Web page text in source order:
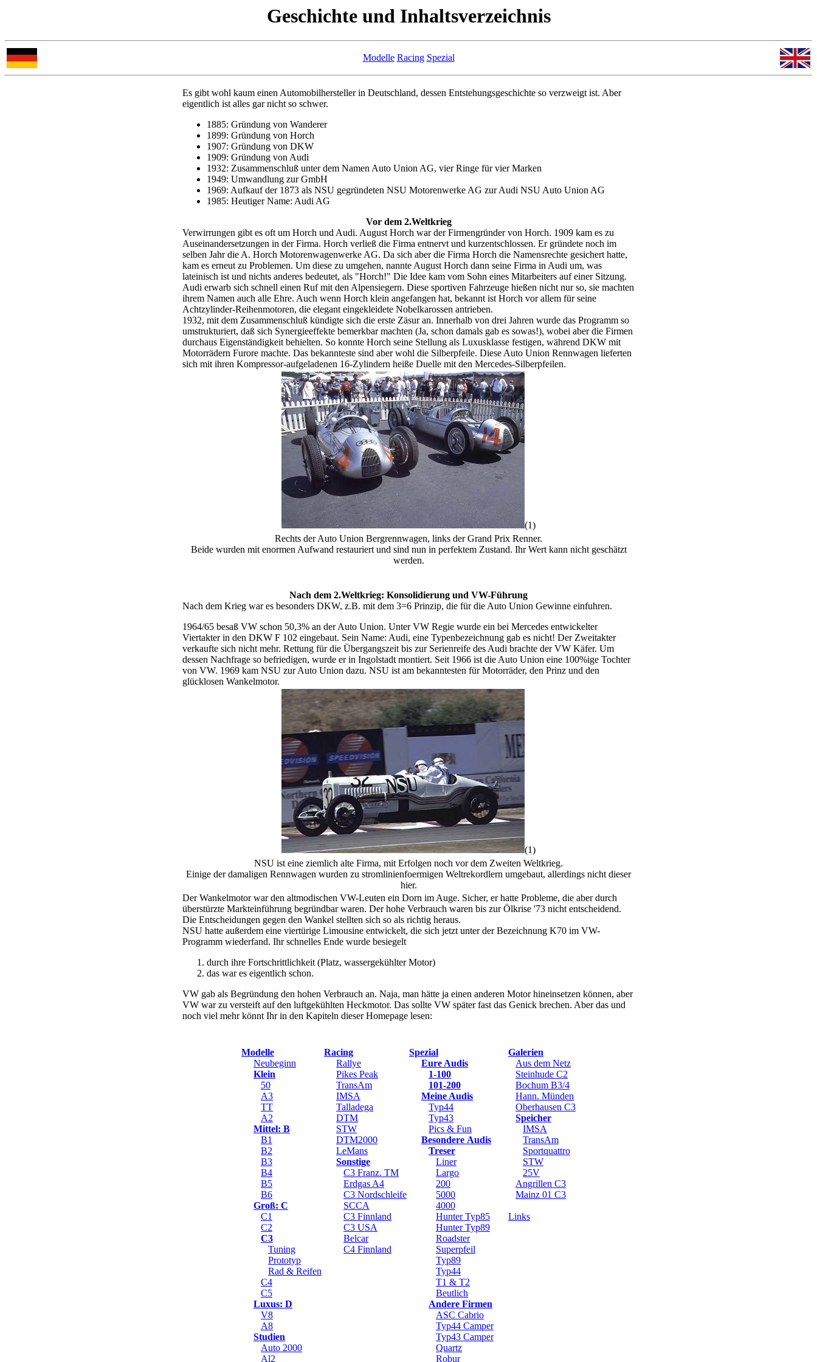
Geschichte und Inhaltsverzeichnis
Modelle Racing Spezial
Es gibt wohl kaum einen Automobilhersteller in Deutschland, dessen Entstehungsgeschichte so verzweigt ist. Aber
eigentlich ist alles gar nicht so schwer.
1885: Gründung von Wanderer
1899: Gründung von Horch
1907: Gründung von DKW
1909: Gründung von Audi
1932: Zusammenschluß unter dem Namen Auto Union AG, vier Ringe für vier Marken
1949: Umwandlung zur GmbH
1969: Aufkauf der 1873 als NSU gegründeten NSU Motorenwerke AG zur Audi NSU Auto Union AG
1985: Heutiger Name: Audi AG
Vor dem 2.Weltkrieg
Verwirrungen gibt es oft um Horch und Audi. August Horch war der Firmengründer von Horch. 1909 kam es zu
Auseinandersetzungen in der Firma. Horch verließ die Firma entnervt und kurzentschlossen. Er gründete noch im
selben Jahr die A. Horch Motorenwagenwerke AG. Da sich aber die Firma Horch die Namensrechte gesichert hatte,
kam es erneut zu Problemen. Um diese zu umgehen, nannte August Horch dann seine Firma in Audi um, was
lateinisch ist und nichts anderes bedeutet, als "Horch!" Die Idee kam vom Sohn eines Mitarbeiters auf einer Sitzung.
Audi erwarb sich schnell einen Ruf mit den Alpensiegern. Diese sportiven Fahrzeuge hießen nicht nur so, sie machten
ihrem Namen auch alle Ehre. Auch wenn Horch klein angefangen hat, bekannt ist Horch vor allem für seine
Achtzylinder-Reihenmotoren, die elegant eingekleidete Nobelkarossen antrieben.
1932, mit dem Zusammenschluß kündigte sich die erste Zäsur an. Innerhalb von drei Jahren wurde das Programm so
umstrukturiert, daß sich Synergieeffekte bemerkbar machten (Ja, schon damals gab es sowas!), wobei aber die Firmen
durchaus Eigenständigkeit behielten. So konnte Horch seine Stellung als Luxusklasse festigen, während DKW mit
Motorrädern Furore machte. Das bekannteste sind aber wohl die Silberpfeile. Diese Auto Union Rennwagen lieferten
sich mit ihren Kompressor-aufgeladenen 16-Zylindern heiße Duelle mit den Mercedes-Silberpfeilen.
(1)
Rechts der Auto Union Bergrennwagen, links der Grand Prix Renner.
Beide wurden mit enormen Aufwand restauriert und sind nun in perfektem Zustand. Ihr Wert kann nicht geschätzt
werden.
Nach dem 2.Weltkrieg: Konsolidierung und VW-Führung
Nach dem Krieg war es besonders DKW, z.B. mit dem 3=6 Prinzip, die für die Auto Union Gewinne einfuhren.
1964/65 besaß VW schon 50,3% an der Auto Union. Unter VW Regie wurde ein bei Mercedes entwickelter
Viertakter in den DKW F 102 eingebaut. Sein Name: Audi, eine Typenbezeichnung gab es nicht! Der Zweitakter
verkaufte sich nicht mehr. Rettung für die Übergangszeit bis zur Serienreife des Audi brachte der VW Käfer. Um
dessen Nachfrage so befriedigen, wurde er in Ingolstadt montiert. Seit 1966 ist die Auto Union eine 100%ige Tochter
von VW. 1969 kam NSU zur Auto Union dazu. NSU ist am bekanntesten für Motorräder, den Prinz und den
glücklosen Wankelmotor.
(1)
NSU ist eine ziemlich alte Firma, mit Erfolgen noch vor dem Zweiten Weltkrieg.
Einige der damaligen Rennwagen wurden zu stromlinienfoermigen Weltrekordlern umgebaut, allerdings nicht dieser
hier.
Der Wankelmotor war den altmodischen VW-Leuten ein Dorn im Auge. Sicher, er hatte Probleme, die aber durch
überstürzte Markteinführung begründbar waren. Der hohe Verbrauch waren bis zur Ölkrise '73 nicht entscheidend.
Die Entscheidungen gegen den Wankel stellten sich so als richtig heraus.
NSU hatte außerdem eine viertürige Limousine entwickelt, die sich jetzt unter der Bezeichnung K70 im VW-
Programm wiederfand. Ihr schnelles Ende wurde besiegelt
durch ihre Fortschrittlichkeit (Platz, wassergekühlter Motor)
das war es eigentlich schon.
VW gab als Begründung den hohen Verbrauch an. Naja, man hätte ja einen anderen Motor hineinsetzen können, aber
VW war zu versteift auf den luftgekühlten Heckmotor. Das sollte VW später fast das Genick brechen. Aber das und
noch viel mehr könnt Ihr in den Kapiteln dieser Homepage lesen:
Modelle
Neubeginn
Klein
50
A3
TT
A2
Mittel: B
B1
B2
B3
B4
B5
B6
Groß: C
C1
C2
C3
Tuning
Prototyp
Rad & Reifen
C4
C5
Luxus: D
V8
A8
Studien
Auto 2000
Al2
Racing
Rallye
Pikes Peak
TransAm
IMSA
Talladega
DTM
STW
DTM2000
LeMans
Sonstige
C3 Franz. TM
Erdgas A4
C3 Nordschleife
SCCA
C3 Finnland
C3 USA
Belcar
C4 Finnland
Spezial
Eure Audis
1-100
101-200
Meine Audis
Typ44
Typ43
Pics & Fun
Besondere Audis
Treser
Liner
Largo
200
5000
4000
Hunter Typ85
Hunter Typ89
Roadster
Superpfeil
Typ89
Typ44
T1 & T2
Beutlich
Andere Firmen
ASC Cabrio
Typ44 Camper
Typ43 Camper
Quartz
Robur
Galerien
Aus dem Netz
Steinhude C2
Bochum B3/4
Hann. Münden
Oberhausen C3
Speicher
IMSA
TransAm
Sportquattro
STW
25V
Angrillen C3
Mainz 01 C3
Links